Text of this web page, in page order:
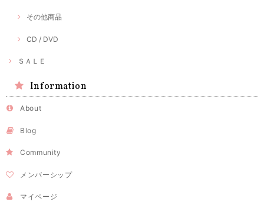
その他商品
CD / DVD
ＳＡＬＥ
Information
About
Blog
Community
メンバーシップ
マイページ